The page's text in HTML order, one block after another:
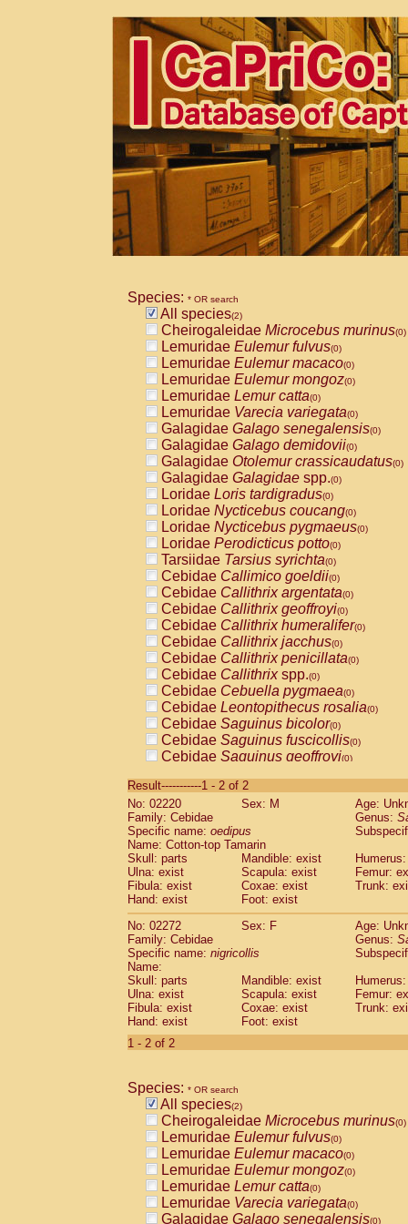
Species: * OR search
All species(2)
Cheirogaleidae Microcebus murinus(0)
Lemuridae Eulemur fulvus(0)
Lemuridae Eulemur macaco(0)
Lemuridae Eulemur mongoz(0)
Lemuridae Lemur catta(0)
Lemuridae Varecia variegata(0)
Galagidae Galago senegalensis(0)
Galagidae Galago demidovii(0)
Galagidae Otolemur crassicaudatus(0)
Galagidae Galagidae spp.(0)
Loridae Loris tardigradus(0)
Loridae Nycticebus coucang(0)
Loridae Nycticebus pygmaeus(0)
Loridae Perodicticus potto(0)
Tarsiidae Tarsius syrichta(0)
Cebidae Callimico goeldii(0)
Cebidae Callithrix argentata(0)
Cebidae Callithrix geoffroyi(0)
Cebidae Callithrix humeralifer(0)
Cebidae Callithrix jacchus(0)
Cebidae Callithrix penicillata(0)
Cebidae Callithrixspp.(0)
Cebidae Cebuella pygmaea(0)
Cebidae Leontopithecus rosalia(0)
Cebidae Saguinus bicolor(0)
Cebidae Saguinus fuscicollis(0)
Cebidae Saguinus geoffroyi(0)
CebidaeSaguinus labiatus(0)
Cebidae Saguinus leucopus (0)
Cebidae
CebidaeSaguinus mystax
Cebidae Saguinus nigricollis (1)
Cebidae Saguinus oedipus
Cebidae Saguinus weddelli
Cebidae Saguinusspp.
Cebidae Aotus trivirgatus
Cebidae
CebidaeCebus apella
Cebidae
Cebidae Cebus nigrivittatus
Cebidae Cebusspp.(0)
Cebidae Saimiri boliviensis
CebidaeSaimiri sciureus(0)
AtelidaeAlouatta caraya(0)
Atelidae Alouatta seniculus
AtelidaeAlouatta
AtelidaeAteles belzebuth(0)
AtelidaeAteles geoffroyi(0)
AtelidaeAteles paniscus(0)
AtelidaeAtelesspp. (0)
AtelidaeLagothrix lagothricha
AtelidaeLagothrix lagothricha cana
PitheciidaeCacajao calvus
Result-----------1 - 2 of 2
No: 02220
Sex: M
Age:
Family: Cebidae
Genus:
Specific name: oedipus
Name: Cotton-top Tamarin
Skull: parts
Mandible: exist
Ulna: exist
Scapula: exist
Femur:
Fibula: exist
Coxae: exist
Trunk:
Hand: exist
Foot: exist
No: 02272
Sex: F
Age:
Family: Cebidae
Genus:
Specific name: nigricollis
Name:
Skull: parts
Mandible: exist
Ulna: exist
Scapula: exist
Femur:
Fibula: exist
Coxae: exist
Trunk:
Hand: exist
Foot: exist
1 - 2 of 2
Species: * OR search
All species(2)
Cheirogaleidae Microcebus murinus(0)
Lemuridae Eulemur fulvus(0)
Lemuridae Eulemur macaco(0)
Lemuridae Eulemur mongoz(0)
Lemuridae Lemur catta(0)
Lemuridae Varecia variegata(0)
Galagidae Galago senegalensis(0)